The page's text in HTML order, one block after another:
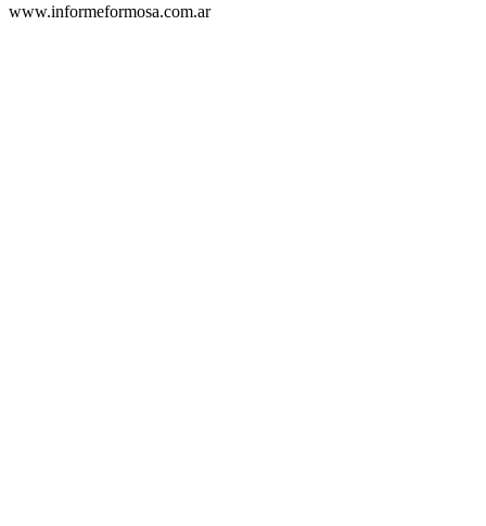
www.informeformosa.com.ar